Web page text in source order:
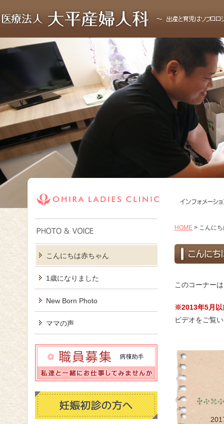
こんにちは赤ちゃん
1歳になりました
New Born Photo
ママの声
HOME > こんに
このコーナー
※2013年5月以
ビデオをご覧